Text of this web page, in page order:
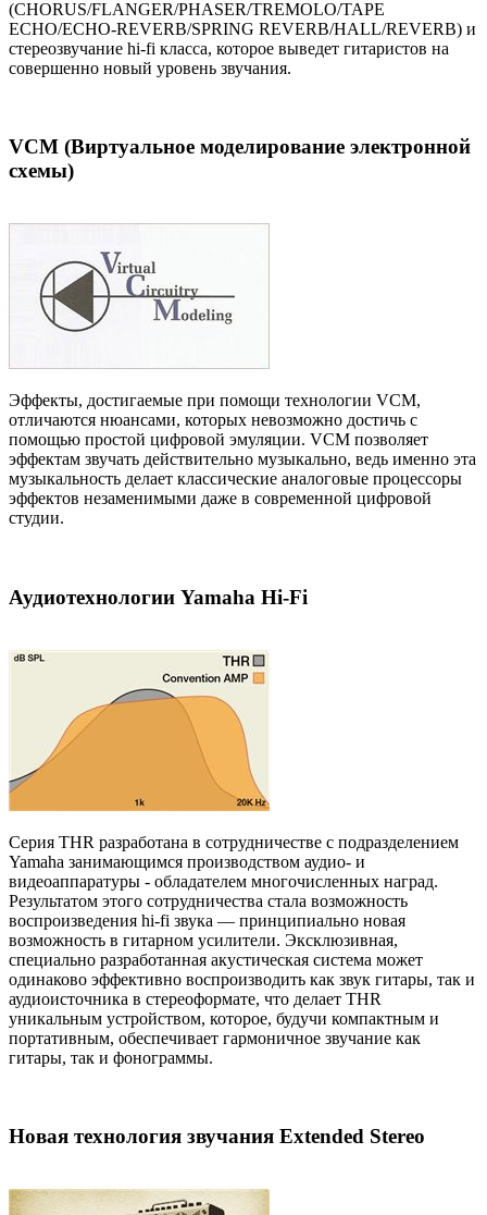
(CHORUS/FLANGER/PHASER/TREMOLO/TAPE
ECHO/ECHO-REVERB/SPRING REVERB/HALL/REVERB) и
стереозвучание hi-fi класса, которое выведет гитаристов на
совершенно новый уровень звучания.
VCM (Виртуальное моделирование электронной
схемы)
Эффекты, достигаемые при помощи технологии VCM,
отличаются нюансами, которых невозможно достичь с
помощью простой цифровой эмуляции. VCM позволяет
эффектам звучать действительно музыкально, ведь именно эта
музыкальность делает классические аналоговые процессоры
эффектов незаменимыми даже в современной цифровой
студии.
Аудиотехнологии Yamaha Hi-Fi
Серия THR разработана в сотрудничестве с подразделением
Yamaha занимающимся производством аудио- и
видеоаппаратуры - обладателем многочисленных наград.
Результатом этого сотрудничества стала возможность
воспроизведения hi-fi звука — принципиально новая
возможность в гитарном усилители. Эксклюзивная,
специально разработанная акустическая система может
одинаково эффективно воспроизводить как звук гитары, так и
аудиоисточника в стереоформате, что делает THR
уникальным устройством, которое, будучи компактным и
портативным, обеспечивает гармоничное звучание как
гитары, так и фонограммы.
Новая технология звучания Extended Stereo